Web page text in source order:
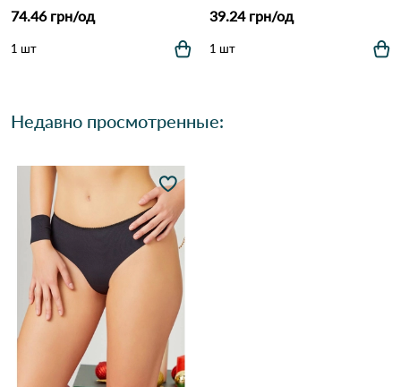
74.46 грн/од
1 шт
39.24 грн/од
1 шт
Недавно просмотренные: